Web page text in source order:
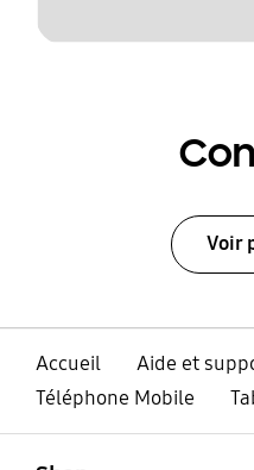
Voir
Accueil
Aide et
Téléphone Mobile